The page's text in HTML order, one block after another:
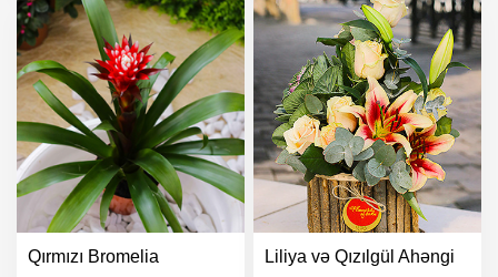
Qırmızı Bromelia
Liliya və Qızılgül Ahəngi